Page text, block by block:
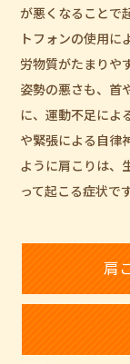
が悪くなることで
トフォンの使用に
労物質がたまりや
姿勢の悪さも、首
に、運動不足によ
や緊張による自律
ように肩こりは、
って起こる症状です
肩